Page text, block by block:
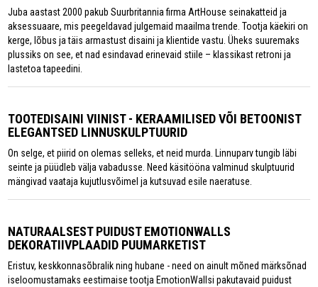
Juba aastast 2000 pakub Suurbritannia firma ArtHouse seinakatteid ja
aksessuaare, mis peegeldavad julgemaid maailma trende. Tootja käekiri on
kerge, lõbus ja täis armastust disaini ja klientide vastu. Üheks suuremaks
plussiks on see, et nad esindavad erinevaid stiile – klassikast retroni ja
lastetoa tapeedini.
TOOTEDISAINI VIINIST - KERAAMILISED VÕI BETOONIST
ELEGANTSED LINNUSKULPTUURID
On selge, et piirid on olemas selleks, et neid murda. Linnuparv tungib läbi
seinte ja püüdleb välja vabadusse. Need käsitööna valminud skulptuurid
mängivad vaataja kujutlusvõimel ja kutsuvad esile naeratuse.
NATURAALSEST PUIDUST EMOTIONWALLS
DEKORATIIVPLAADID PUUMARKETIST
Eristuv, keskkonnasõbralik ning hubane - need on ainult mõned märksõnad
iseloomustamaks eestimaise tootja EmotionWallsi pakutavaid puidust